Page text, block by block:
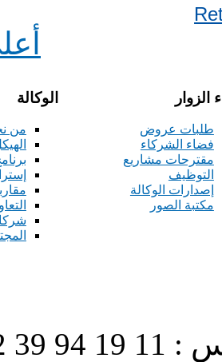
الوكالة
من
برنامج
الزوار
طلبات عروض
فضاء الشركاء
مقترحات مشاريع
التوظيف
إصدارات الوكالة
مكتبة الصور